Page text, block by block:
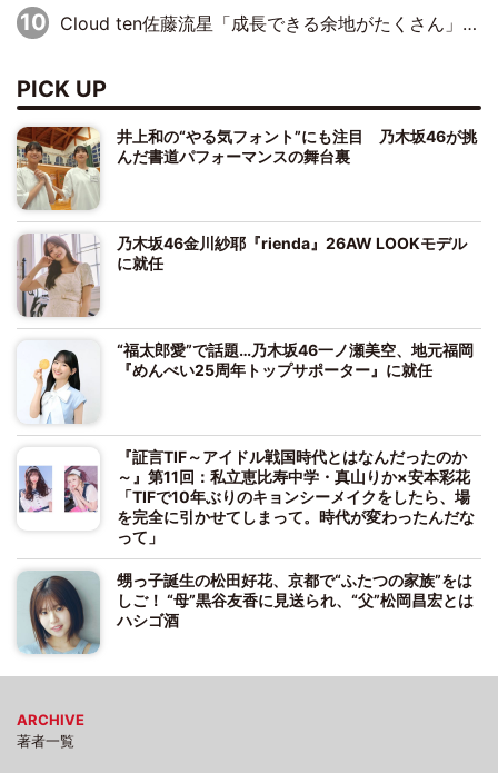
Cloud ten佐藤流星「成長できる余地がたくさん」、本田高優「何度見ても飽きない公演に」
PICK UP
井上和の“やる気フォント”にも注目 乃木坂46が挑
んだ書道パフォーマンスの舞台裏
乃木坂46金川紗耶『rienda』26AW LOOKモデル
に就任
“福太郎愛”で話題…乃木坂46一ノ瀬美空、地元福岡
『めんべい25周年トップサポーター』に就任
『証言TIF～アイドル戦国時代とはなんだったのか
～』第11回：私立恵比寿中学・真山りか×安本彩花
「TIFで10年ぶりのキョンシーメイクをしたら、場
を完全に引かせてしまって。時代が変わったんだな
って」
甥っ子誕生の松田好花、京都で“ふたつの家族”をは
しご！ “母”黒谷友香に見送られ、“父”松岡昌宏とは
ハシゴ酒
ARCHIVE
著者一覧